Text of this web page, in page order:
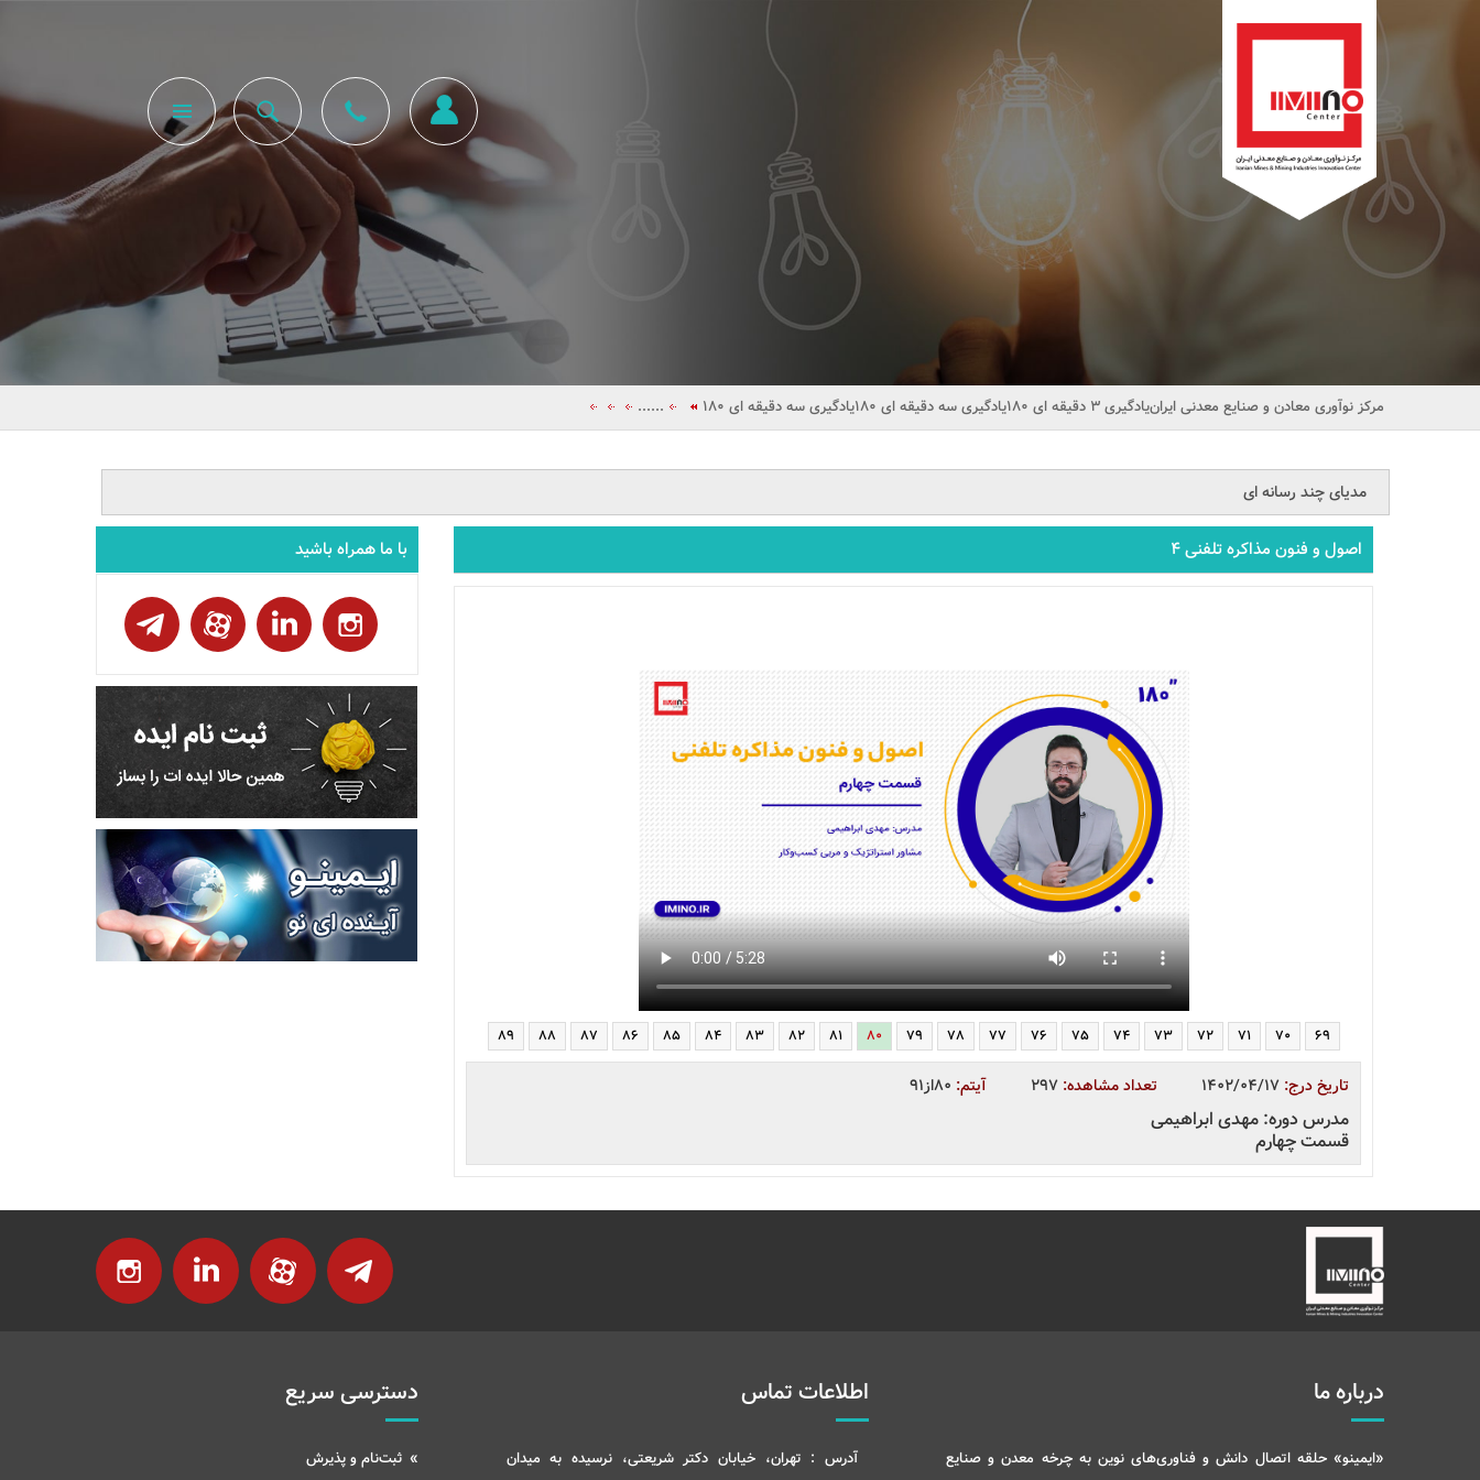
مرکز نوآوری معادن و صنایع معدنی ایران ...... یادگیری 3 دقیقه ای 180 یادگیری سه دقیقه ای 180 یادگیری سه دقیقه ای 180
مدیای چند رسانه ای
اصول و فنون مذاکره تلفنی 4
69
70
71
72
73
74
75
76
77
78
79
80
81
82
83
84
85
86
87
88
89
تاریخ درج: تعداد مشاهده: آیتم:
مدرس دوره: مهدی ابراهیمی
قسمت چهارم
با ما همراه باشید
درباره ما
«ایمینو» حلقه اتصال دانش و فناوری‌های نوین به چرخه معدن و صنایع
اطلاعات تماس
آدرس : تهران، خیابان دکتر شریعتی، نرسیده به میدان
دسترسی سریع
ثبت‌نام و پذیرش